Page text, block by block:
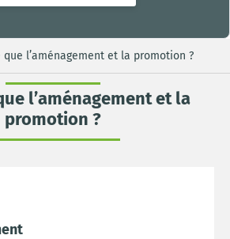
que l’aménagement et la promotion ?
l’aménagement et la
promotion ?